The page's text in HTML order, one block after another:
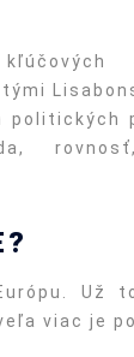
politických
Už
viac je